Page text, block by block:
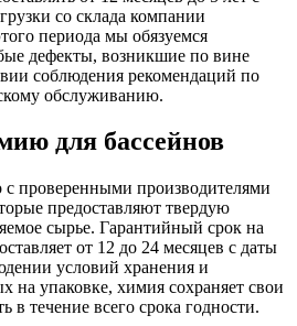
со склада компании
периода мы обязуемся
дефекты, возникшие по вине
соблюдения рекомендаций по
обслуживанию.
для бассейнов
проверенными производителями
предоставляют твердую
сырье. Гарантийный срок на
от 12 до 24 месяцев с даты
условий хранения и
на упаковке, химия сохраняет свои
в течение всего срока годности.